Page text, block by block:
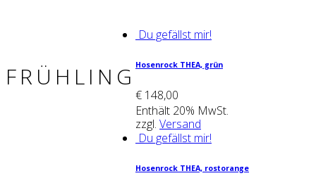
FRÜHLING
Du gefällst mir!
Hosen­rock THEA, grün
€ 148,00
Enthält 20% MwSt.
zzgl. Versand
Du gefällst mir!
Hosen­rock THEA, ros­toran­ge